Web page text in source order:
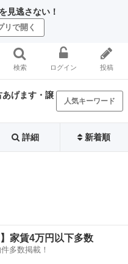
見逃さない！
リで開く
検索 ログイン 投稿
げます・譲
人気キーワード
詳細 新着順
家賃4万円以下多数
多数掲載！